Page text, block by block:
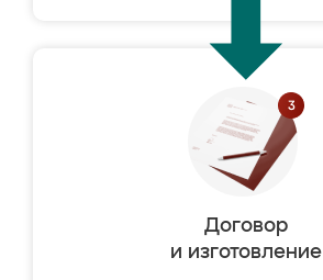
Договор
и изготовление